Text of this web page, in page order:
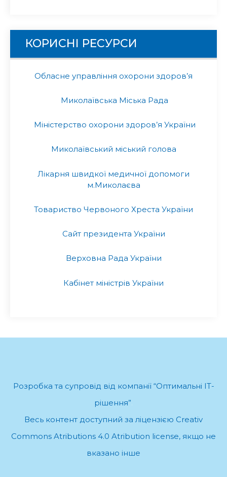
КОРИСНІ РЕСУРСИ
Обласне управління охорони здоров’я
Миколаївська Міська Рада
Міністерство охорони здоров’я України
Миколаївський міський голова
Лікарня швидкої медичної допомоги
м.Миколаєва
Товариство Червоного Хреста України
Сайт президента України
Верховна Рада України
Кабінет міністрів України
Розробка та супровід від компанії “Оптимальні ІТ-
рішення”.
Весь контент доступний за ліцензією Creativ
Commons Atributions 4.0 Atribution license, якщо не
вказано інше